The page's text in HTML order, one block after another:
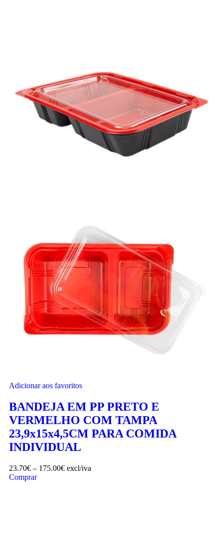
Adicionar aos favoritos
BANDEJA EM PP PRETO E
VERMELHO COM TAMPA
23,9x15x4,5CM PARA COMIDA
INDIVIDUAL
23.70€ – 175.00€ excl/iva
Comprar